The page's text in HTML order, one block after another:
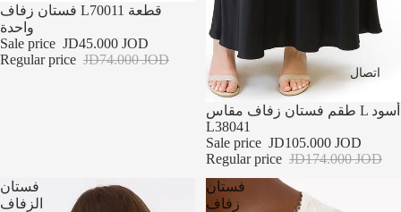
اتصال
تخفيضات
فستان زفاف L70011 قطعة
واحدة
Sale price JD45.000 JOD
Regular price JD74.000 JOD
تخفيضات
طقم فستان زفاف مقاس L أسود
L38041
Sale price JD105.000 JOD
Regular price JD174.000 JOD
فستان
الزفاف
فستان
زفاف